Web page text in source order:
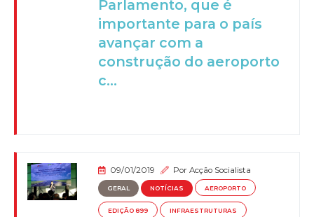
Parlamento, que é
importante para o país
avançar com a
construção do aeroporto
c...
09/01/2019 PorAcção Socialista
GERAL NOTÍCIAS AEROPORTO
EDIÇÃO 899 INFRAESTRUTURAS